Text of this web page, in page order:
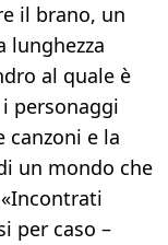
il brano, un
lunghezza
al quale è
personaggi
canzoni e la
un mondo che
per caso –